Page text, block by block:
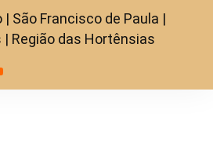
| São Francisco de Paula |
Região das Hortênsias